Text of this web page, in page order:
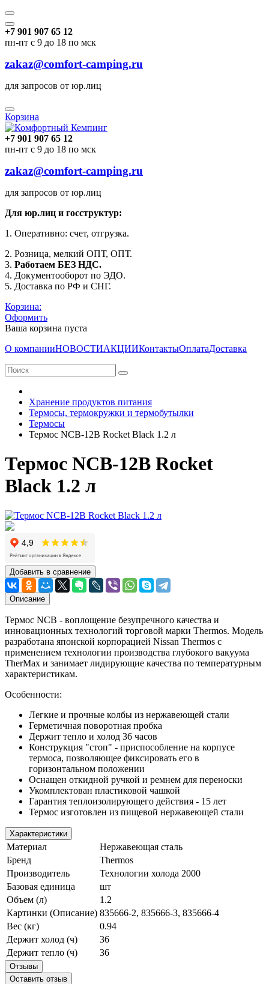
+7 901 907 65 12
пн-пт с 9 до 18 по мск
zakaz@comfort-camping.ru
для запросов от юр.лиц
Корзина
+7 901 907 65 12
пн-пт с 9 до 18 по мск
zakaz@comfort-camping.ru
для запросов от юр.лиц
Для юр.лиц и госструктур:
1. Оперативно: счет, отгрузка.
2. Розница, мелкий ОПТ, ОПТ.
3. Работаем БЕЗ НДС.
4. Документооборот по ЭДО.
5. Доставка по РФ и СНГ.
Корзина:
Оформить
Ваша корзина пуста
О компанииНОВОСТИАКЦИИКонтактыОплатаДоставка
Хранение продуктов питания
Термосы, термокружки и термобутылки
Термосы
Термос NCB-12B Rocket Black 1.2 л
Термос NCB-12B Rocket
Black 1.2 л
Добавить в сравнение
Описание
Термос NCB - воплощение безупречного качества и
инновационных технологий торговой марки Thermos. Модель
разработана японской корпорацией Nissan Thermos с
применением технологии производства глубокого вакуума
TherMax и занимает лидирующие качества по температурным
характеристикам.
Особенности:
Легкие и прочные колбы из нержавеющей стали
Герметичная поворотная пробка
Держит тепло и холод 36 часов
Конструкция "стоп" - приспособление на корпусе
термоса, позволяющее фиксировать его в
горизонтальном положении
Оснащен откидной ручкой и ремнем для переноски
Укомплектован пластиковой чашкой
Гарантия теплоизолирующего действия - 15 лет
Термос изготовлен из пищевой нержавеющей стали
Характеристики
Материал
Нержавеющая сталь
Бренд
Thermos
Производитель
Технологии холода 2000
Базовая единица
шт
Объем (л)
1.2
Картинки (Описание) 835666-2, 835666-3, 835666-4
Вес (кг)
0.94
Держит холод (ч)
36
Держит тепло (ч)
36
Отзывы
Оставить отзыв